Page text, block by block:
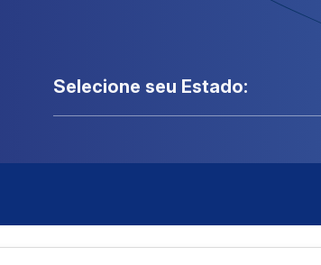
Selecione seu Estado: